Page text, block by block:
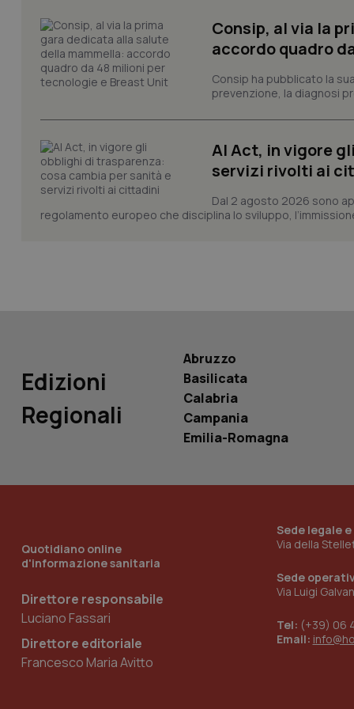
Consip, al via la
accordo quadro
Consip ha pubblicato la
prevenzione, la diagnosi
AI Act, in vigore
servizi rivolti ai
Dal 2 agosto 2026 sono
regolamento europeo che disciplina lo sviluppo,
Edizioni
Regionali
Abruzzo
Basilicata
Calabria
Campania
Emilia-Romagna
Quotidiano online
d'informazione sanitaria
Direttore responsabile
Luciano Fassari
Direttore editoriale
Francesco Maria Avitto
Sede legale
Via della
Sede
Via Luigi
Tel: (+39) 06
Email:
CookieScriptConsent
tracking-sites-
_ga
_ga_0VMQEQKQ1N
VISITOR_INFO1_LIVE
__Secure-YNID